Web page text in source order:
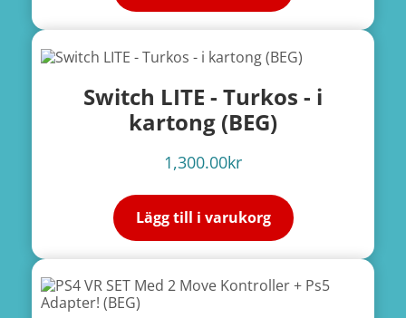
Switch LITE - Turkos - i
kartong (BEG)
1,300.00kr
Lägg till i varukorg